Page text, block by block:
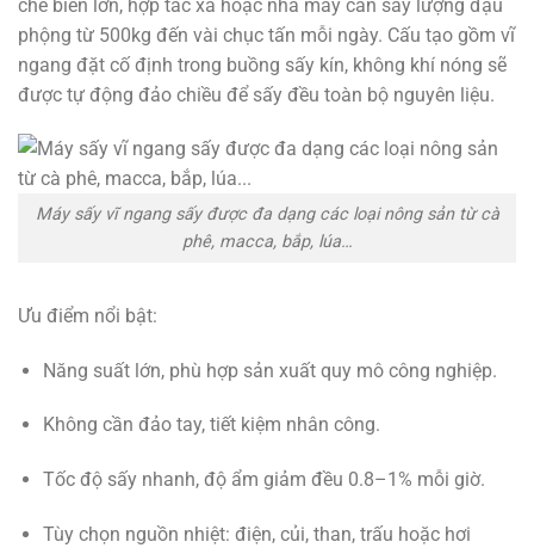
chế biến lớn, hợp tác xã hoặc nhà máy cần sấy lượng đậu
phộng từ 500kg đến vài chục tấn mỗi ngày. Cấu tạo gồm vĩ
ngang đặt cố định trong buồng sấy kín, không khí nóng sẽ
được tự động đảo chiều để sấy đều toàn bộ nguyên liệu.
Máy sấy vĩ ngang sấy được đa dạng các loại nông sản từ cà
phê, macca, bắp, lúa…
Ưu điểm nổi bật:
Năng suất lớn, phù hợp sản xuất quy mô công nghiệp.
Không cần đảo tay, tiết kiệm nhân công.
Tốc độ sấy nhanh, độ ẩm giảm đều 0.8–1% mỗi giờ.
Tùy chọn nguồn nhiệt: điện, củi, than, trấu hoặc hơi